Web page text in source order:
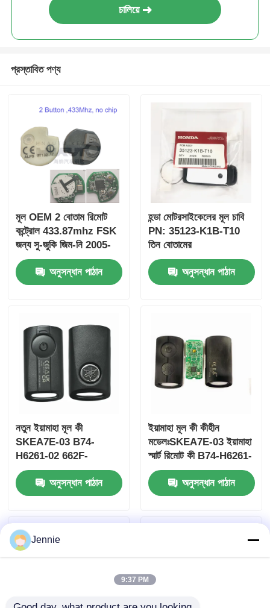
বাড়ি
ভিডিও
চালিয়ে
প্রস্তাবিত পণ্য
মূল OEM 2 বোতাম রিমোট
কন্ট্রোল 433.87mhz FSK
জন্য সু-জুকি জিম-নি 2005-
2017 ছাড়া চিপ 37182-A7
শুধুমাত্র নিয়ন্ত্রণ জন্য পাইকারি
MOQ 50pcs
অনুসন্ধান পাঠান
হন্ডা মোটরসাইকেলের মূল চাবি
PN: 35123-K1B-T10
তিন বোতামের
FSK433.92MHz
ID47chip দূরবর্তী গাড়ির চাবি
অনুসন্ধান পাঠান
নতুন ইয়ামাহা মূল কী
SKEA7E-03 B74-
H6261-02 662F-
SKEA7D03
অনুসন্ধান পাঠান
ইয়ামাহা মূল কী কীহীন
মডেলঃSKEA7E-03 ইয়ামাহা
স্মার্ট রিমোট কী B74-H6261-
02/662F-SKEA7D03 এর
জন্য
অনুসন্ধান পাঠান
Jennie
9:37 PM